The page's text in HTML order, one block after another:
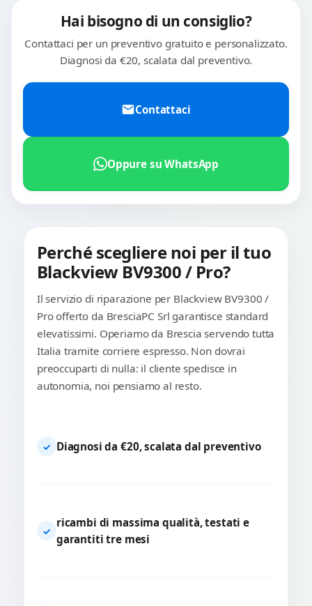
Hai bisogno di un consiglio?
Contattaci per un preventivo gratuito e personalizzato.
Diagnosi da €20, scalata dal preventivo.
Contattaci
Oppure su WhatsApp
Perché scegliere noi per il tuo
Blackview BV9300 / Pro?
Il servizio di riparazione per Blackview BV9300 /
Pro offerto da BresciaPC Srl garantisce standard
elevatissimi. Operiamo da Brescia servendo tutta
Italia tramite corriere espresso. Non dovrai
preoccuparti di nulla: il cliente spedisce in
autonomia, noi pensiamo al resto.
✓ Diagnosi da €20, scalata dal preventivo
✓
ricambi di massima qualità, testati e
garantiti tre mesi